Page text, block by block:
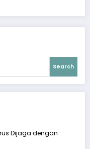
Search
Dijaga dengan